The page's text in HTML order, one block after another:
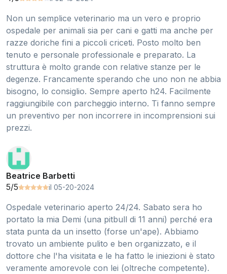
Non un semplice veterinario ma un vero e proprio
ospedale per animali sia per cani e gatti ma anche per
razze doriche fini a piccoli criceti. Posto molto ben
tenuto e personale professionale e preparato. La
struttura è molto grande con relative stanze per le
degenze. Francamente sperando che uno non ne abbia
bisogno, lo consiglio. Sempre aperto h24. Facilmente
raggiungibile con parcheggio interno. Ti fanno sempre
un preventivo per non incorrere in incomprensioni sui
prezzi.
Beatrice Barbetti
5/5
il 05-20-2024
Ospedale veterinario aperto 24/24. Sabato sera ho
portato la mia Demi (una pitbull di 11 anni) perché era
stata punta da un insetto (forse un'ape). Abbiamo
trovato un ambiente pulito e ben organizzato, e il
dottore che l'ha visitata e le ha fatto le iniezioni è stato
veramente amorevole con lei (oltreche competente).